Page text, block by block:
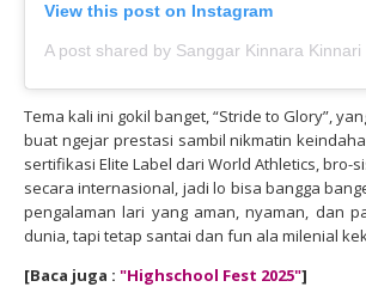
View this post on Instagram
Tema kali ini gokil banget, “Stride to Glory”,
buat ngejar prestasi sambil nikmatin
sertifikasi Elite Label dari World Athletics,
secara internasional, jadi lo bisa bangga
pengalaman lari yang aman, nyaman, dan
dunia, tapi tetap santai dan fun ala milenial
[Baca juga : "Highschool Fest 2025"]